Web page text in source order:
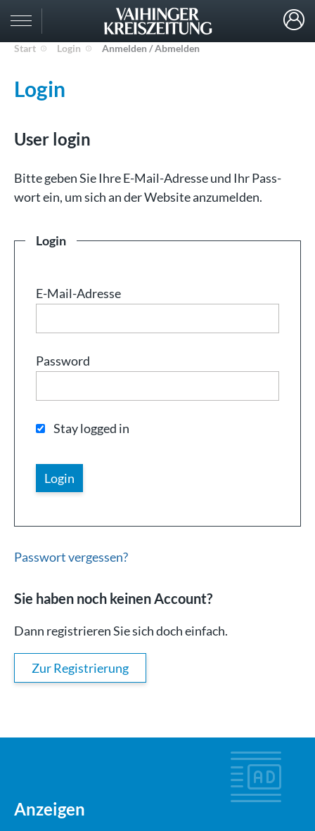
Start Login Anmelden / Abmelden
Login
User login
Bit­te ge­ben Sie Ih­re E-Mail-Adresse und Ihr Pass­
wort ein, um sich an der Web­site an­zu­mel­den.
Login
E-Mail-Adresse
Password
Stay logged in
Passwort vergessen?
Sie haben noch keinen Account?
Dann registrieren Sie sich doch einfach.
Zur Registrierung
Anzeigen